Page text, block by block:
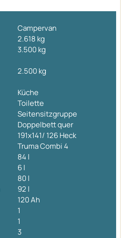
Campervan
2.618 kg
3.500 kg
2.500 kg
Küche
Toilette
Seitensitzgruppe
Doppelbett quer
191x141/ 126 Heck
Truma Combi 4
84 l
6 l
80 l
92 l
120 Ah
1
1
3